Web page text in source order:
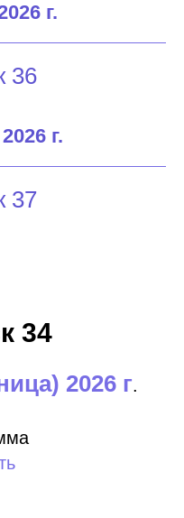
г.
36
г.
37
34
2026 г.